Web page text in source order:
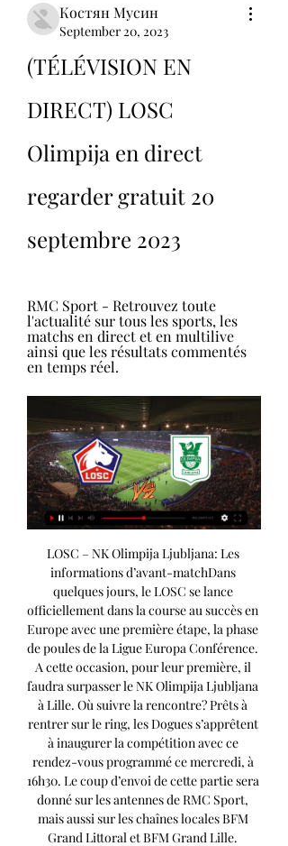
Костян Мусин
September 20, 2023
(TÉLÉVISION EN
DIRECT) LOSC
Olimpija en direct
regarder gratuit 20
septembre 2023
RMC Sport - Retrouvez toute
l'actualité sur tous les sports, les
matchs en direct et en multilive
ainsi que les résultats commentés
en temps réel.
LOSC – NK Olimpija Ljubljana: Les informations d’avant-matchDans quelques jours, le LOSC se lance officiellement dans la course au succès en Europe avec une première étape, la phase de poules de la Ligue Europa Conférence. A cette occasion, pour leur première, il faudra surpasser le NK Olimpija Ljubljana à Lille. Où suivre la rencontre? Prêts à rentrer sur le ring, les Dogues s’apprêtent à inaugurer la compétition avec ce rendez-vous programmé ce mercredi, à 16h30. Le coup d’envoi de cette partie sera donné sur les antennes de RMC Sport, mais aussi sur les chaînes locales BFM Grand Littoral et BFM Grand Lille. 

FR 19:30 - Lille - Olimpija: Fonseca mécontent de la pelouse après France-Uruguay - RMCSPORT. BFMTV. COM 19:11 - Deux absences dans les rangs de Paulo Fonseca pour LOSC – NK Olimpija Ljubljana - LEPETITLILLOIS. COM 19:01 - Un ancien du LOSC et une ex star du Paris Saint-Germain deviennent consultants sur Canal + - SPORT. FR 18:45 - Lille - Ljubljana: sur quelle chaîne et à quelle heure voir le match - LAVOIXDUNORD. FR 18:45 - Ligue 1: Stade Rennais F. C. 

Match Lille Olimpija : Quelle chaine TV & streaming ? Pour voir la rencontre LOSC Lille - Olimpija Ljubljana en live streaming, il faut que vous soyez abonné au site de stream légal suivant : RMC Sport 1. Sur ...

ilévia, transports en commun de la Métropole Européenne de Retrouvez tous les services bus, métro, tram et V'Lille de la Métropole Européenne de Lille : itinéraires conseillés, horaires aux arrêts ainsi que de ...

LOSC – NK Olimpija Ljubljana : Les informations d'avant-match il y a 1 jour

Match Olimpija Lille: Quelle chaine TV & streaming? Ne ratez pas le début du match Olimpija Ljubljana LOSC Lille comptant pour la 5e journée de UEFA Europa Conference League qui se joue jeudi 30 novembre 2023 au Stadion Stožice à 18:45. Programme Foot vous donne toutes les infos pour regarder le match Olimpija Ljubljana contre LOSC Lille à la TV ou en streaming. UEFA Europa Conference League | la 5e journée | 30 novembre 2023 | Stadion Stožice Olimpija Ljubljana30/1118:45 LOSC Lille Diffusé sur RMC Sport 2 Comment voir le match Olimpija Ljubljana - LOSC Lille en streaming? Pour voir la rencontre Olimpija Ljubljana - LOSC Lille en live streaming, il faut que vous soyez abonné au site de stream légal suivant: RMC Sport 2. 

Mercato LOSC, Transferts du LOSC, L'actu foot du LOSC Lille Transferts, mercato, actualité du LOSC, toutes les infos et rumeurs football du LOSC Lille. Les résultats en direct et vidéo du LOSC.

Pour arbitrer cette rencontre, Joey Kooij (31 ans) a été désigné par l’UEFA. Le Néerlandais sera accompagné d’une équipe uniquement composée de Bataves, avec Joost van Zuilen et Roy De Nas le long des lignes de touche, et Edwin Van De Graaf dans la peau du quatrième arbitre. Laurens Gerrets sera, quant à lui, en charge de l’arbitrage vidéo. La saison dernière, cet arbitre avait dirigé quatre rencontres en Europe, dont trois en Youth League avec un Juventus – PSG, pour ne citer que cette opposition (4-4). Historique des rencontresFondé en Slovénie, au coeur de sa capitale, le NK Olimpija Ljubljana est un adversaire totalement inédit pour les Dogues, qui ne se sont jamais déplacés en terres slovènes au 21ème siècle. 

Europa Conference League : LOSC - NK Olimpija il y a 6 jours — Le mercredi 20 septembre, à 16h30, les joueurs du LOSC affrontent le NK Olimpija Ljubljana pour une première opposition dans cette phase de ...

Lille OSC - Olimpija Ljubljana en direct - Ligue Europa 31 août 2023 — Suivez en direct le match de Ligue Europa Conférence en Football entre Lille OSC et Olimpija Ljubljana sur Eurosport. Le match commence à 16:30 ...

Pronostic Lille – Olimpija Ljubljana 20/09/2023 Ligue Europe il y a 6 heures — Le LOSC recevra l'Olimpija Ljubljana en Ligue Europa Conférence. Retrouvez notre prono Lille – Olimpija Ljubljana.

LOSC LILLE-Olimpija Hesgoal Gratuit En Direct. Où regarder Lille Hesgoal Gratuit. LOSC LILLE-Olimpija Hesgoal Gratuit En Direct. Où regarder? (2023). Regardez les matchs de foot de Lille hesgoal en live streaming ...

Olimpija Ljubljana - Lille OSC en direct - Ligue Europa Conférence: Football Scores & Résultats - 30/11/2023Suivez en direct le match de Ligue Europa Conférence en Football entre Olimpija Ljubljana et Lille OSC sur Eurosport. Le match commence à 18:45 le 30 novembre 2023. Lisez les dernières informations sur Olimpija Ljubljana et Lille OSC et consultez Ligue Europa Conférence Classements, Résultats, Meilleurs buteurs et Vainqueurs précédents. Les fans de Football peuvent lire les derniers titres de l'actualité footballistique, des interviews, des analyses d'experts et regarder des rediffusions gratuites. 

Programme TV Match ce soir - Diffusion Foot Chaîne télé en FranceAujourd'hui - mercredi 20 septembre 2023 La suite après cette publicité Demain - jeudi 21 septembre 2023 Vendredi 22 septembre 2023 Dimanche 24 septembre 2023 VOIR PLUS Quels sont les matchs de foot à la télé ce soir? Suivez à la TV ou en streaming les affiches du jour: Galatasaray Copenhague sur beIN 3 à 18:45 Real Madrid Union Berlin sur beIN 1 à 18:45 Séville Lens sur RMC et Canal+ Sport à 21:00 Benfica Salzbourg sur beIN 7 à 21:00 Real Sociedad Inter Milan sur beIN 6 à 21:00 L'intégralité du programme TV du mercredi 20 septembre est à retrouver sur Foot Direct. 

Pronostic Lille vs Olimpija : notre prono safe et gratuit ! il y a 18 heures — Il a toujours suivi le génie argentin, tout au long de sa carrière, mais espère ne pas à avoir à regarder les matchs en Arabie Saoudite…

Pronostic Lille vs Olimpija: notre prono safe et gratuit! Le 20 septembre 2023, le Stade Pierre-Mauroy accueille un match de League Europa. Les Dogues reçoivent Olimpija pour la première journée des phases de groupe. Le match débutera à 16 h 30 (heure de France). Si vous voulez parier sur cette rencontre, voici un pronostic Lille vs Olimpija. Pronostic Lille vs Olimpija: 3 Pronostics Pour cette première journée des phases de groupe de League Europa, le LOSC affronte un adversaire beaucoup moins séduisant. 

Olimpija Ljubljana - Lille OSC en direct - Ligue Europa 1 sept. 2023 — Suivez en direct le match de Ligue Europa Conférence en Football entre Olimpija Ljubljana et Lille OSC sur Eurosport. Le match commence à 18:45 ...

Coupe d'Europe : le match du LOSC face à Ljubljana diffusé il y a 2 jours — Le match du LOSC sera diffusé en direct ce jeudi 24 août. Le match Sur quelle chaîne regarder Lille – Ljubljana ? Ce match d'UEFA Europa ...

- LOSC: le résumé vidéo - MADEINFOOT. COM 17:43 - LOSC – Olimpija Ljubljana: compos probables avec Jonathan David mais sans Adam Ounas - SPORT. FR 17:36 - LOSC - Ljubljana: Paulo Fonseca inquiet de l’état de la pelouse - LAVOIXDUNORD. FR 16:49 - Le LOSC fait un zoom sur la prestation de Rémy Cabella face au Stade Rennais FC - LEPETITLILLOIS. COM 16:00 - LOSC: Samuel Umtiti, «compétiteur extrême» et leader de la première heure - LAVOIXDUNORD. FR 15:10 - Lille – Ljubljana: Compositions et Chaîne TV (Conference League) - WESPORTFR. 

En effet, le NK Olimpija Ljubljana est le champion en titre de la SNL 2022/2023 (première division slovène) et actuel deuxième au classement. Les Slovènes ont moins de qualité que les Dogues qui évoluent en Ligue 1 Uber Eats et sont actuellement à la 6e place du classement. Retrouvez dans ce pronostic Lille vs Olimpija ce qui pourrait advenir dans cette rencontre. Pronostic 1: Victoire de Lille Nous ne pensons pas que Olimpija puisse battre le LOSC. Les Dogues ont beaucoup plus de qualité, tant en termes d’effectif que de style de jeu. De plus, Lille n’a aucune envie de perdre son match inaugural en Europa League sur son propre terrain. 

6play Choisir Movistar Liga de Campeones 5 TF1 Canal+ beIN Sports Prime Video Telefoot L'équipe DAZN RMC Sport MCS C8 Eurosport 1 France 2 France 3 France 4 M6 OneFootball TMC W9 Multisports FIFATV BFM TV CNEWS CStar Facebook france. tv Infosport + Numéro 23 OL TV PSG TV TFX Twitch Youtube UEFA. tv ASSE TV be Sport Dailymotion RMC Story TV Rennes Twitter FFF TV Semaine prochaine Coupe du Monde Eliminatoires CM - Europe Ligue des Champions UEFA UEFA Nations League Ligue 1 Uber Eats UEFA Europa League Coupe de France Premier League Liga Bundesliga Serie A Ligue 2 BKT Coupe du Roi The Emirates FA Cup Süper Lig Liga Portugal Bwin Eredivisie Réglages Push favoris Être notifié par push Thème Thème sombre Langue Ajouter Foot Direct à l'écran d'accueil 1. Cliquez sur l'icône de partage 2. 

Lille - NK Olimpija Ljubljana En direct - Europa Conference Vivez le match de foot de Europa Conference League du 20/09/2023 16:30 entre Lille et NK Olimpija Ljubljana en Direct Sur quelle chaîne regarder Lille - NK ...

Programme TV Match ce soir - Diffusion Lille. Olimpija Ljubljana Olimpija. RMC Sport 1. 18:45. Ligue des Champions UEFA · Galatasaray SK Galatasaray. FC Copenhague Copenhague. beIN Sports 3HD. 18:45.

Pronostic : Lille - Olimpija Ljubljana Voir un match de football en direct ? Gratuitement regarder tous les scores de foot en direct live des matchs de foot dans le monde entier. LIENS UTILES.

Match Olimpija Lille : Quelle chaine TV & streaming ? Sans abonnement et gratuitement, vous pouvez suivre le match en direct Olimpija Ljubljana - LOSC Lille avec notre partenaire Foot Direct. Bookmakers, Offre ...

FR 20:20 - Europa Conference League: Le groupe retenu par Paulo Fonseca pour LOSC – NK Olimpija Ljubljana - LEPETITLILLOIS. COM 20:15 - LOSC - Le groupe du Lille OSC pour le match face à l'Olimpija Ljubljana est connu! - MADEINDOGUES. COM 20:15 - LOSC: Le groupe du Lille OSC pour le match contre l'Olimpija Ljubljana - MADEINFOOT. COM 20:04 - Lille: le groupe pour la réception du NK Olimpija Ljubljana - FOOT-NATIONAL. COM 19:48 - Paulo Fonseca justifie l’absence de Tiago Djalo dans le groupe retenu par le LOSC en Europa Conference League - LEPETITLILLOIS. COM 19:47 - LOSC - Ljubljana: Fonseca – Henriques, beau duel entre amis - LAVOIXDUNORD. FR 19:32 - LOSC: Paulo Fonseca annonce d